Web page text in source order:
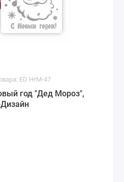
ED НгМ-47
год "Дед Мороз",